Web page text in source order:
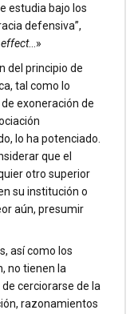
estudia bajo los
defensiva”,
…»
del principio de
tal como lo
exoneración de
lo ha potenciado.
que el
otro superior
su institución o
aún, presumir
así como los
no tienen la
cerciorarse de la
razonamientos